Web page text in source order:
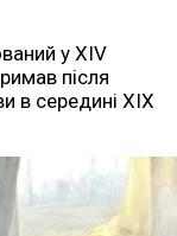
у XIV
після
в середині ХІХ